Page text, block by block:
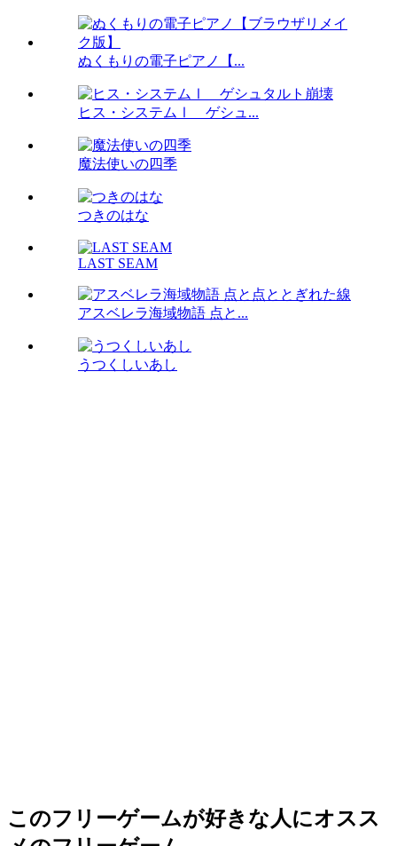
ぬくもりの電子ピアノ【...
ヒス・システムⅠ ゲシュ...
魔法使いの四季
つきのはな
LAST SEAM
アスベレラ海域物語 点と...
うつくしいあし
このフリーゲームが好きな人にオスス